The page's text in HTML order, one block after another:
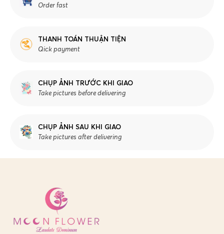
Order fast
THANH TOÁN THUẬN TIỆN
Qick payment
CHỤP ẢNH TRƯỚC KHI GIAO
Take pictures before delivering
CHỤP ẢNH SAU KHI GIAO
Take pictures after delivering